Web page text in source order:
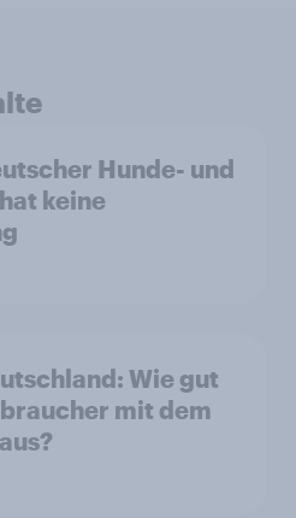
Hunde- und
keine
Wie gut
mit dem